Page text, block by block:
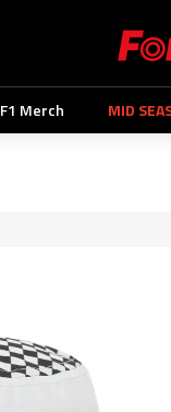
F1 Merch MID